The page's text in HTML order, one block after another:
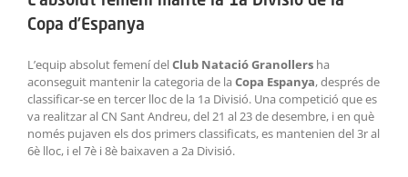
Copa d’Espanya
L’equip absolut femení delClub Natació Granollers ha
aconseguit mantenir la categoria de la Copa Espanya, després de
classificar-se en tercer lloc de la 1a Divisió. Una competició que es
va realitzar al CN Sant Andreu, del 21 al 23 de desembre, i en què
només pujaven els dos primers classificats, es mantenien del 3r al
6è lloc, i el 7è i 8è baixaven a 2a Divisió.